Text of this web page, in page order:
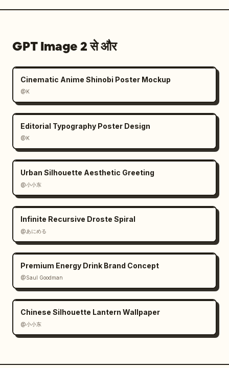
GPT Image 2 से और
Cinematic Anime Shinobi Poster Mockup
@K
Editorial Typography Poster Design
@K
Urban Silhouette Aesthetic Greeting
@小小东
Infinite Recursive Droste Spiral
@あにめる
Premium Energy Drink Brand Concept
@Saul Goodman
Chinese Silhouette Lantern Wallpaper
@小小东